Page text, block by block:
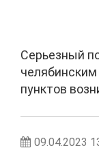
Серьезный
пунктов
09.04.2023